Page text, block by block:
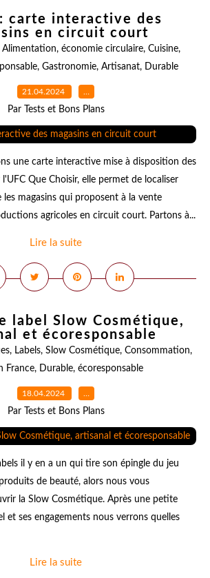
carte interactive des
en circuit court
Alimentation, économie circulaire, Cuisine,
, Gastronomie, Artisanat, Durable
21.04.2024 …
Par Tests et Bons Plans
une carte interactive mise à disposition des
Que Choisir, elle permet de localiser
les magasins qui proposent à la vente
agricoles en circuit court. Partons à...
Lire la suite
label Slow Cosmétique,
et écoresponsable
, Labels, Slow Cosmétique, Consommation,
France, Durable, écoresponsable
18.04.2024 …
Par Tests et Bons Plans
il y en a un qui tire son épingle du jeu
de beauté, alors nous vous
la Slow Cosmétique. Après une petite
et ses engagements nous verrons quelles
Lire la suite